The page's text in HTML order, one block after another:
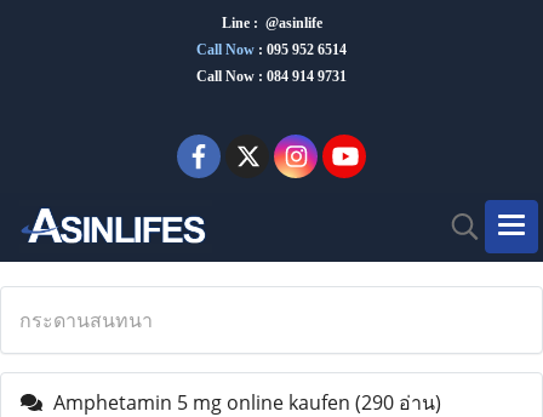
Line : @asinlife
Call Now : 095 952 6514
Call Now : 084 914 9731
กระดานสนทนา
Amphetamin 5 mg online kaufen (290 อ่าน)